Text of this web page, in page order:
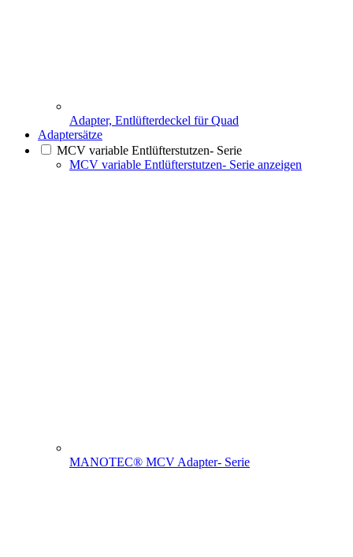
Adapter, Entlüfterdeckel für Quad
Adaptersätze
MCV variable Entlüfterstutzen- Serie
MCV variable Entlüfterstutzen- Serie anzeigen
MANOTEC® MCV Adapter- Serie